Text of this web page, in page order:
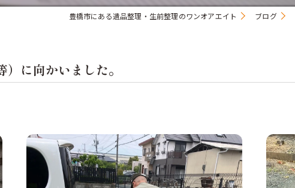
豊橋市にある遺品整理・生前整理のワンオアエイト ブログ
に向かいました。